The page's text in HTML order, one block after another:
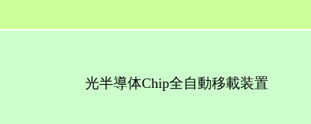
光半導体Chip全自動移載装置